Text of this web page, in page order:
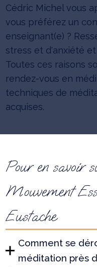
Cédric Michel vous
vous préférez un
enseignant(e) ?
stress et d'anxiété
Toutes ces raisons
rendez-vous en
techniques de
acquises.
Pour en savoir
Mouvement
Eustache
Comment se
méditation près